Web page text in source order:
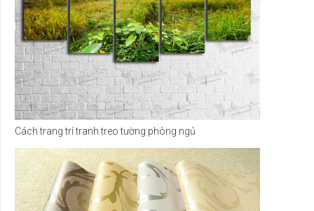
Cách trang trí tranh treo tường phòng ngủ